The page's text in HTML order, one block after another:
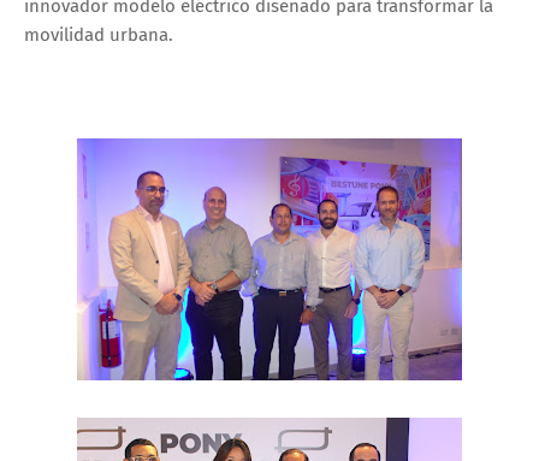
innovador modelo eléctrico diseñado para transformar la
movilidad urbana.